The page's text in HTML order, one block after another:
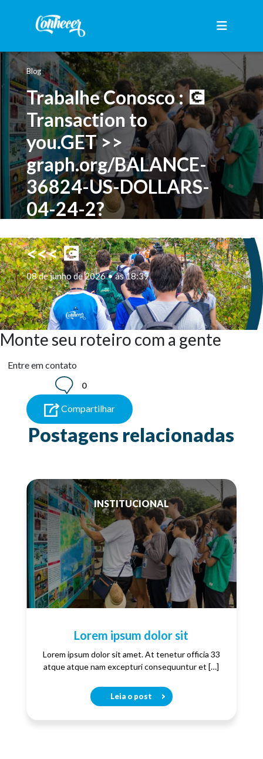
Blog
Trabalhe Conosco : 💽
Transaction to
you.GET >>
graph.org/BALANCE-
36824-US-DOLLARS-
04-24-2?
<<< 💽
08 de junho de 2026 • às 18:39
Monte seu roteiro com a gente
Entre em contato
0
Compartilhar
Postagens relacionadas
INSTITUCIONAL
Lorem ipsum dolor sit
Lorem ipsum dolor sit amet. At tenetur officia 33
atque atque nam excepturi consequuntur et […]
Leia o post